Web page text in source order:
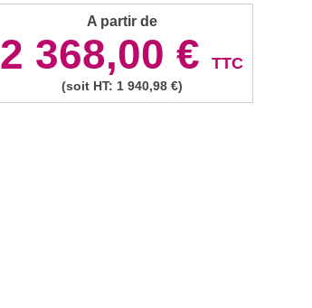
A partir de
2 368,00 € TTC
(soit HT: 1 940,98 €)